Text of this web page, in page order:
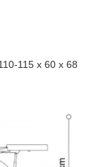
115 х 60 х 68